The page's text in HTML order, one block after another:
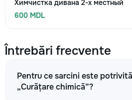
Химчистка дивана 2-х местный
600 MDL
Întrebări frecvente
Pentru ce sarcini este
„Curățare chimică”?